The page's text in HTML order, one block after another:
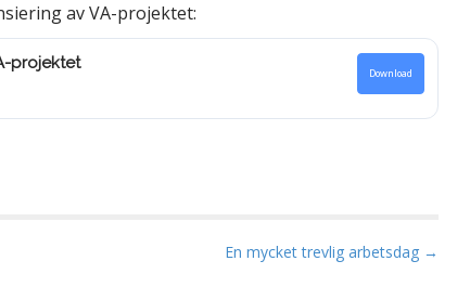
av VA-projektet:
projektet
Download
En mycket trevlig arbetsdag →